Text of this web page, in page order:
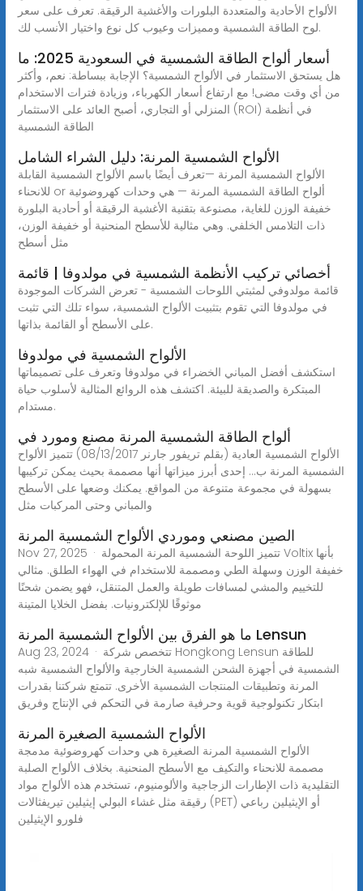
الألواح الأحادية والمتعددة البلورات والأغشية الرقيقة. تعرف على سعر
لوح الطاقة الشمسية ومميزات وعيوب كل نوع واختيار الأنسب لك.
أسعار ألواح الطاقة الشمسية في السعودية 2025: ما
هل يستحق الاستثمار في الألواح الشمسية؟ الإجابة ببساطة: نعم، وأكثر
من أي وقت مضى! مع ارتفاع أسعار الكهرباء، وزيادة فترات الاستخدام
المنزلي أو التجاري، أصبح العائد على الاستثمار (ROI) في أنظمة
الطاقة الشمسية
الألواح الشمسية المرنة: دليل الشراء الشامل
الألواح الشمسية المرنة —تعرف أيضًا باسم الألواح الشمسية القابلة
للانحناء or ألواح الطاقة الشمسية المرنة — هي وحدات كهروضوئية
خفيفة الوزن للغاية، مصنوعة بتقنية الأغشية الرقيقة أو أحادية البلورة
ذات التلامس الخلفي. وهي مثالية للأسطح المنحنية أو خفيفة الوزن،
مثل أسطح
أخصائي تركيب الأنظمة الشمسية في مولدوفا | قائمة
قائمة مولدوفي لمثبتي اللوحات الشمسية - تعرض الشركات الموجودة
في مولدوفا التي تقوم بتثبيت الألواح الشمسية، سواء تلك التي تثبت
على الأسطح أو القائمة بذاتها.
الألواح الشمسية في مولدوفا
استكشف أفضل المباني الخضراء في مولدوفا وتعرف على تصميماتها
المبتكرة والصديقة للبيئة. اكتشف هذه الروائع المثالية لأسلوب حياة
مستدام.
ألواح الطاقة الشمسية المرنة مصنع ومورد في
الألواح الشمسية العادية (بقلم تريفور جارنر 08/13/2017) تتميز الألواح
الشمسية المرنة ب... إحدى أبرز ميزاتها أنها مصممة بحيث يمكن تركيبها
بسهولة في مجموعة متنوعة من المواقع. يمكنك وضعها على الأسطح
والمباني وحتى المركبات مثل
الصين مصنعي وموردي الألواح الشمسية المرنة
Nov 27, 2025 · تتميز اللوحة الشمسية المرنة المحمولة Voltix بأنها
خفيفة الوزن وسهلة الطي ومصممة للاستخدام في الهواء الطلق. مثالي
للتخييم والمشي لمسافات طويلة والعمل المتنقل، فهو يضمن شحنًا
موثوقًا للإلكترونيات. بفضل الخلايا المتينة
ما هو الفرق بين الألواح الشمسية المرنة Lensun
Aug 23, 2024 · تتخصص شركة Hongkong Lensun للطاقة
الشمسية في أجهزة الشحن الشمسية الخارجية والألواح الشمسية شبه
المرنة وتطبيقات المنتجات الشمسية الأخرى. تتمتع شركتنا بقدرات
ابتكار تكنولوجية قوية وحرفية صارمة في التحكم في الإنتاج وفريق
الألواح الشمسية الصغيرة المرنة
الألواح الشمسية المرنة الصغيرة هي وحدات كهروضوئية مدمجة
مصممة للانحناء والتكيف مع الأسطح المنحنية. بخلاف الألواح الصلبة
التقليدية ذات الإطارات الزجاجية والألومنيوم، تستخدم هذه الألواح مواد
رقيقة مثل غشاء البولي إيثيلين تيريفثالات (PET) أو الإيثيلين رباعي
فلورو الإيثيلين